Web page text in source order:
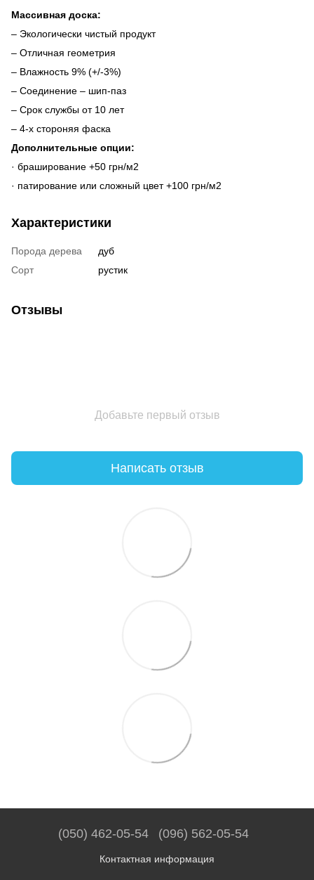
Массивная доска:
– Экологически чистый продукт
– Отличная геометрия
– Влажность 9% (+/-3%)
– Соединение – шип-паз
– Срок службы от 10 лет
– 4-х стороняя фаска
Дополнительные опции:
· браширование +50 грн/м2
· патирование или сложный цвет +100 грн/м2
Характеристики
Порода дерева
дуб
Сорт
рустик
Отзывы
Добавьте первый отзыв
Написать отзыв
(050) 462-05-54 (096) 562-05-54
Контактная информация